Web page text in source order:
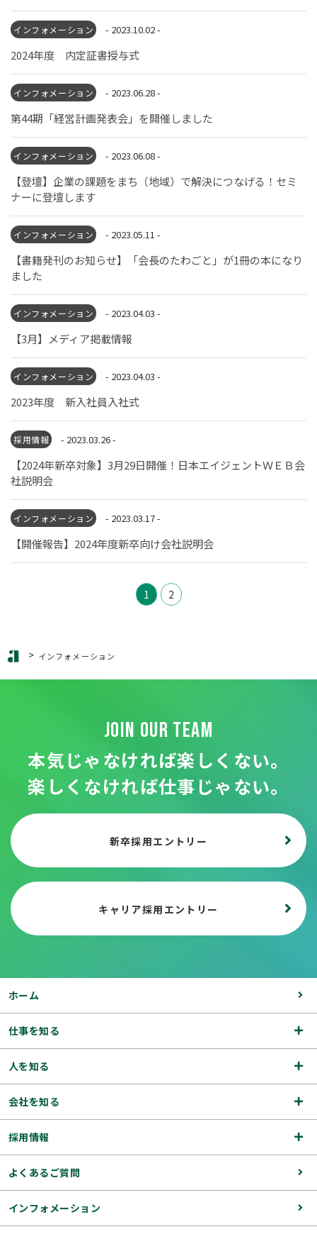
インフォメーション - 2023.10.02 -
2024年度 内定証書授与式
インフォメーション - 2023.06.28 -
第44期「経営計画発表会」を開催しました
インフォメーション - 2023.06.08 -
【登壇】企業の課題をまち（地域）で解決につなげる！セミ
ナーに登壇します
インフォメーション - 2023.05.11 -
【書籍発刊のお知らせ】「会長のたわごと」が1冊の本になり
ました
インフォメーション - 2023.04.03 -
【3月】メディア掲載情報
インフォメーション - 2023.04.03 -
2023年度 新入社員入社式
採用情報 - 2023.03.26 -
【2024年新卒対象】3月29日開催！日本エイジェントＷＥＢ会
社説明会
インフォメーション - 2023.03.17 -
【開催報告】2024年度新卒向け会社説明会
1 2
> インフォメーション
JOIN OUR TEAM
本気じゃなければ楽しくない。
楽しくなければ仕事じゃない。
新卒採用エントリー
キャリア採用エントリー
ホーム
仕事を知る
人を知る
会社を知る
採用情報
よくあるご質問
インフォメーション